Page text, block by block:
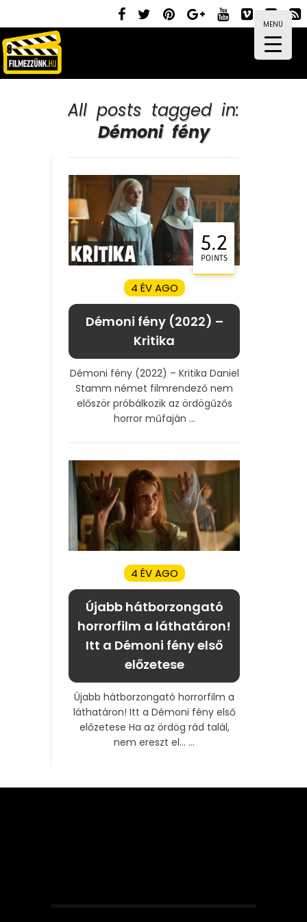
MENÜ
All posts tagged in:
Démoni fény
5.2
POINTS
4 ÉV AGO
Démoni fény (2022) –
Kritika
Démoni fény (2022) – Kritika Daniel
Stamm német filmrendező nem
először próbálkozik az ördögűzős
horror műfaján ...
4 ÉV AGO
Újabb hátborzongató
horrorfilm a láthatáron!
Itt a Démoni fény első
előzetese
Újabb hátborzongató horrorfilm a
láthatáron! Itt a Démoni fény első
előzetese Ha az ördög rád talál,
nem ereszt el… ...